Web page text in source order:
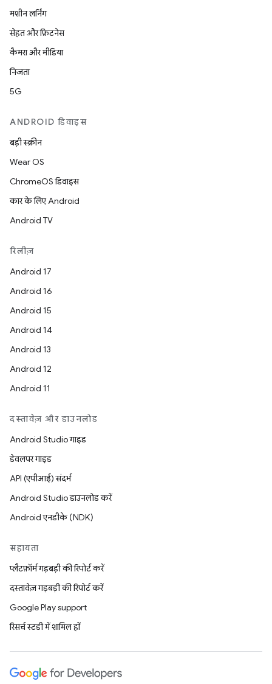
मशीन लर्निंग
सेहत और फ़िटनेस
कैमरा और मीडिया
निजता
5G
ANDROID डिवाइस
बड़ी स्क्रीन
Wear OS
ChromeOS डिवाइस
कार के लिए Android
Android TV
रिलीज़
Android 17
Android 16
Android 15
Android 14
Android 13
Android 12
Android 11
दस्तावेज़ और डाउनलोड
Android Studio गाइड
डेवलपर गाइड
API (एपीआई) संदर्भ
Android Studio डाउनलोड करें
Android एनडीके (NDK)
सहायता
प्लैटफ़ॉर्म गड़बड़ी की रिपोर्ट करें
दस्तावेज़ गड़बड़ी की रिपोर्ट करें
Google Play support
रिसर्च स्टडी में शामिल हों